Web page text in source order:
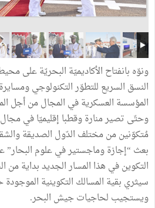
ونوّه بانفتاح الأكاديميّة البحريّة على
النسق السريع للتطوّر التكنولوجي
المؤسسة العسكرية في المجال من أجل
وحتّى تصير منارة وقطبا إقليميّا في
مُتكوّنين من مختلف الدّول الصديقة
بعث “إجازة وماجستير في علوم
التكوين في هذا المسار الجديد بداية من
سيثري بقية المسالك التكوينية الموجودة
ويستجيب لحاجيات جيش البحر.